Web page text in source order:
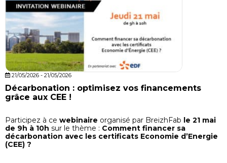
21/05/2026 - 21/05/2026
Décarbonation : optimisez vos financements
grâce aux CEE !
Participez à ce webinaire organisé par BreizhFab le 21 mai
de 9h à 10h sur le thème : Comment financer sa
décarbonation avec les certificats Economie d’Energie
(CEE) ?